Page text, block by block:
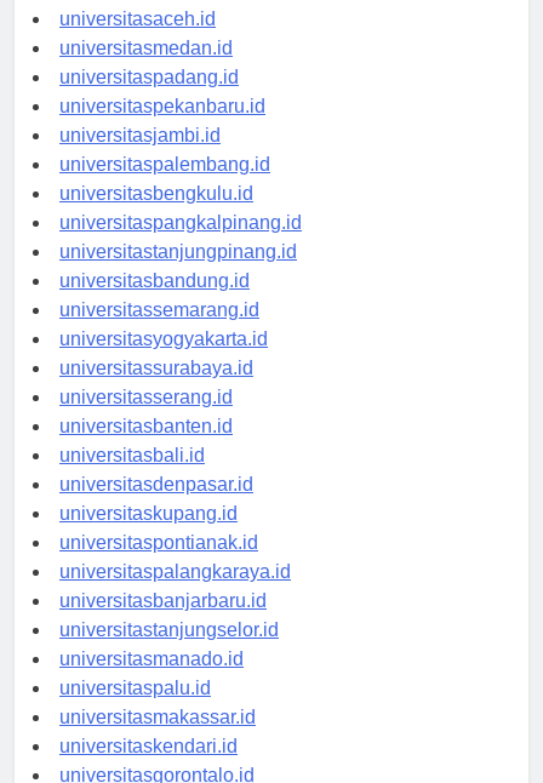
universitasaceh.id
universitasmedan.id
universitaspadang.id
universitaspekanbaru.id
universitasjambi.id
universitaspalembang.id
universitasbengkulu.id
universitaspangkalpinang.id
universitastanjungpinang.id
universitasbandung.id
universitassemarang.id
universitasyogyakarta.id
universitassurabaya.id
universitasserang.id
universitasbanten.id
universitasbali.id
universitasdenpasar.id
universitaskupang.id
universitaspontianak.id
universitaspalangkaraya.id
universitasbanjarbaru.id
universitastanjungselor.id
universitasmanado.id
universitaspalu.id
universitasmakassar.id
universitaskendari.id